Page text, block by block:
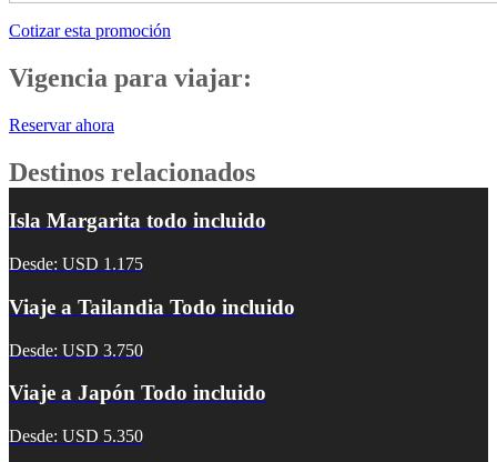
Cotizar esta promoción
Vigencia para viajar:
Reservar ahora
Destinos relacionados
Isla Margarita todo incluido
Desde: USD 1.175
Viaje a Tailandia Todo incluido
Desde: USD 3.750
Viaje a Japón Todo incluido
Desde: USD 5.350